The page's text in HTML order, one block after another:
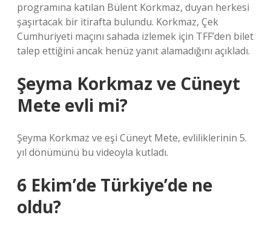
programına katılan Bülent Korkmaz, duyan herkesi
şaşırtacak bir itirafta bulundu. Korkmaz, Çek
Cumhuriyeti maçını sahada izlemek için TFF’den bilet
talep ettiğini ancak henüz yanıt alamadığını açıkladı.
Şeyma Korkmaz ve Cüneyt
Mete evli mi?
Şeyma Korkmaz ve eşi Cüneyt Mete, evliliklerinin 5.
yıl dönümünü bu videoyla kutladı.
6 Ekim’de Türkiye’de ne
oldu?